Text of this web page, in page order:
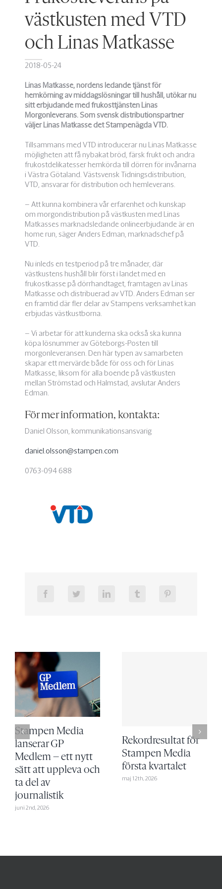
västkusten med VTD
och Linas Matkasse
2018-05-24
Linas Matkasse, nordens ledande tjänst för
hemkörning av middagslösningar till hushåll, utökar nu
sitt erbjudande med frukosttjänsten Linas
Morgonleverans. Som svensk distributionspartner
väljer Linas Matkasse det Stampenägda VTD.
Tillsammans med VTD introducerar nu Linas Matkasse
möjligheten att få nybakat bröd, färsk frukt och andra
frukostdelikatesser hemkörda till dörren för invånarna
i Västra Götaland. Västsvensk Tidningsdistribution,
VTD, ansvarar för distribution och hemleverans.
– Att kunna kombinera vår erfarenhet och kunskap
om morgondistribution på västkusten med Linas
Matkasses marknadsledande onlineerbjudande är en
home run, säger Anders Edman, marknadschef på
VTD.
Nu inleds en testperiod på tre månader, där
västkustens hushåll blir först i landet med en
frukostkasse på dörrhandtaget, framtagen av Linas
Matkasse och distribuerad av VTD. Anders Edman ser
en framtid där fler delar av Stampens verksamhet kan
erbjudas västkustborna.
– Vi arbetar för att kunderna ska också ska kunna
köpa lösnummer av Göteborgs-Posten till
morgonleveransen. Den här typen av samarbeten
skapar ett mervärde både för oss och för Linas
Matkasse, liksom för alla boende på västkusten
mellan Strömstad och Halmstad, avslutar Anders
Edman.
För mer information, kontakta:
Daniel Olsson, kommunikationsansvarig
daniel.olsson@stampen.com
0763-094 688
Stampen Media
lanserar GP
Medlem – ett nytt
sätt att uppleva och
ta del av
journalistik
juni 2nd, 2026
Rekordresultat för
Stampen Media
första kvartalet
maj 12th, 2026